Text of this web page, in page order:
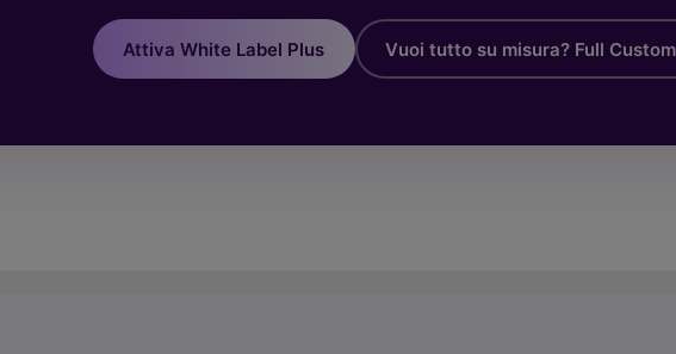
Attiva White Label Plus Vuoi tutto su misura? Full Custom